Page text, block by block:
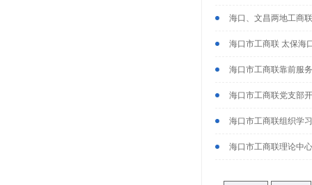
海口、文昌两地工商
海口市工商联 太保海
海口市工商联靠前服
海口市工商联党支部
海口市工商联组织学
海口市工商联理论中